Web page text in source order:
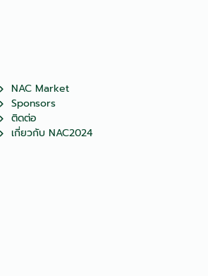
NAC Market
Sponsors
ติดต่อ
เกี่ยวกับ NAC2024